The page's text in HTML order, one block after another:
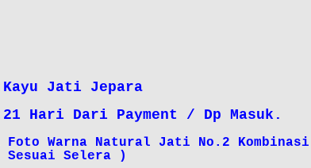
Jati Jepara
Dari Payment / Dp Masuk.
Warna Natural Jati No.2 Kombinasi
Request Sesuai Selera )